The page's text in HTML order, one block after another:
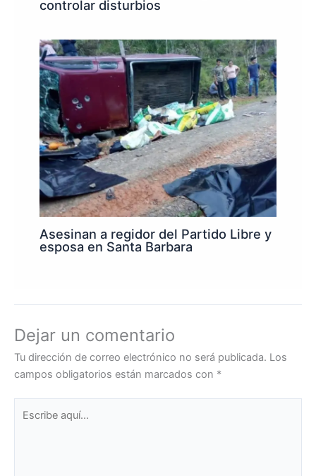
controlar disturbios
Asesinan a regidor del Partido Libre y
esposa en Santa Barbara
Dejar un comentario
Tu dirección de correo electrónico no será publicada. Los
campos obligatorios están marcados con *
aquí...